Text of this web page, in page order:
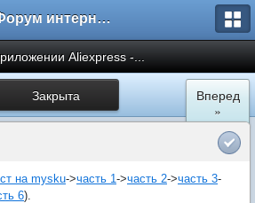
Форум интернет покупателей
Aliexpress -...
Закрыта
Вперед
»
на mysku->часть 1->часть 2->часть 3-
6).